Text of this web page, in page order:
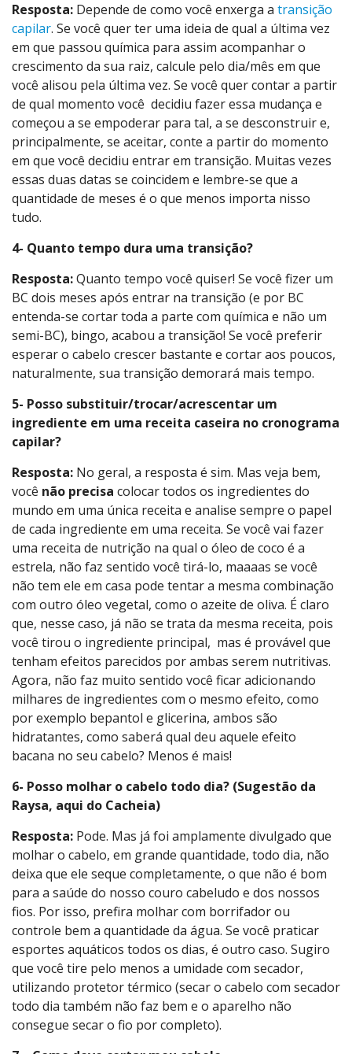
Resposta: Depende de como você enxerga a transição
capilar. Se você quer ter uma ideia de qual a última vez
em que passou química para assim acompanhar o
crescimento da sua raiz, calcule pelo dia/mês em que
você alisou pela última vez. Se você quer contar a partir
de qual momento você decidiu fazer essa mudança e
começou a se empoderar para tal, a se desconstruir e,
principalmente, se aceitar, conte a partir do momento
em que você decidiu entrar em transição. Muitas vezes
essas duas datas se coincidem e lembre-se que a
quantidade de meses é o que menos importa nisso
tudo.
4- Quanto tempo dura uma transição?
Resposta:Quanto tempo você quiser! Se você fizer um
BC dois meses após entrar na transição (e por BC
entenda-se cortar toda a parte com química e não um
semi-BC), bingo, acabou a transição! Se você preferir
esperar o cabelo crescer bastante e cortar aos poucos,
naturalmente, sua transição demorará mais tempo.
5- Posso substituir/trocar/acrescentar um
ingrediente em uma receita caseira no cronograma
capilar?
Resposta: No geral, a resposta é sim. Mas veja bem,
você não precisa colocar todos os ingredientes do
mundo em uma única receita e analise sempre o papel
de cada ingrediente em uma receita. Se você vai fazer
uma receita de nutrição na qual o óleo de coco é a
estrela, não faz sentido você tirá-lo, maaaas se você
não tem ele em casa pode tentar a mesma combinação
com outro óleo vegetal, como o azeite de oliva. É claro
que, nesse caso, já não se trata da mesma receita, pois
você tirou o ingrediente principal, mas é provável que
tenham efeitos parecidos por ambas serem nutritivas.
Agora, não faz muito sentido você ficar adicionando
milhares de ingredientes com o mesmo efeito, como
por exemplo bepantol e glicerina, ambos são
hidratantes, como saberá qual deu aquele efeito
bacana no seu cabelo? Menos é mais!
6- Posso molhar o cabelo todo dia? (Sugestão da
Raysa, aqui do Cacheia)
Resposta: Pode. Mas já foi amplamente divulgado que
molhar o cabelo, em grande quantidade, todo dia, não
deixa que ele seque completamente, o que não é bom
para a saúde do nosso couro cabeludo e dos nossos
fios. Por isso, prefira molhar com borrifador ou
controle bem a quantidade da água. Se você praticar
esportes aquáticos todos os dias, é outro caso. Sugiro
que você tire pelo menos a umidade com secador,
utilizando protetor térmico (secar o cabelo com secador
todo dia também não faz bem e o aparelho não
consegue secar o fio por completo).